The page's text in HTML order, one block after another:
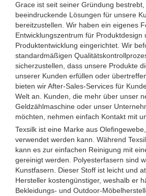
Grace ist seit seiner Gründung
beeindruckende Lösungen für unsere
bereitzustellen. Wir haben ein eigenes
Entwicklungszentrum für Produktdesign
Produktentwicklung eingerichtet. Wir
standardmäßigen
sicherzustellen, dass unsere Produkte
unserer Kunden erfüllen oder
bieten wir After-Sales-Services für
Welt an. Kunden, die mehr über unser
Geldzählmaschine oder unser
möchten, nehmen einfach Kontakt mit
Texsilk ist eine Marke aus
verwendet werden kann. Während
kann es zur einfachen Reinigung mit
gereinigt werden. Polyesterfasern sind
Kunstfasern. Dieser Stoff ist leicht und
Hersteller kostengünstiger, weshalb er
Bekleidungs- und Outdoor-